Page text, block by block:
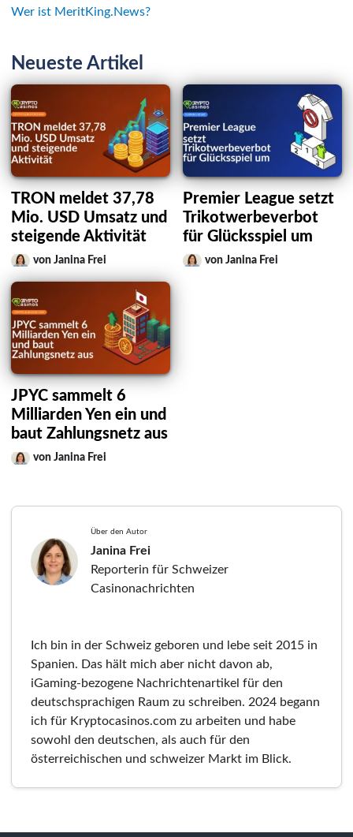
Wer ist MeritKing.News?
Neueste Artikel
TRON meldet 37,78
Mio. USD Umsatz und
steigende Aktivität
von Janina Frei
Premier League setzt
Trikotwerbeverbot
für Glücksspiel um
von Janina Frei
JPYC sammelt 6
Milliarden Yen ein und
baut Zahlungsnetz aus
von Janina Frei
Über den Autor
Janina Frei
Reporterin für Schweizer
Casinonachrichten
Ich bin in der Schweiz geboren und lebe seit 2015 in
Spanien. Das hält mich aber nicht davon ab,
iGaming-bezogene Nachrichtenartikel für den
deutschsprachigen Raum zu schreiben. 2024 begann
ich für Kryptocasinos.com zu arbeiten und habe
sowohl den deutschen, als auch für den
österreichischen und schweizer Markt im Blick.